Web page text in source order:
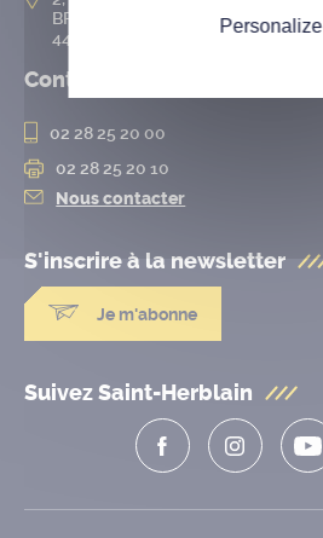
BP 50167
44802 Saint-Herblain cedex
Contact
02 28 25 20 00
02 28 25 20 10
Nous contacter
S'inscrire à la newsletter
Je m'abonne
Suivez Saint-Herblain
Personalize